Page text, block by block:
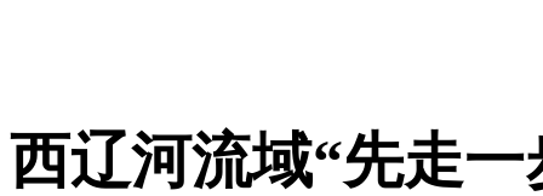
西辽河流域“先走一